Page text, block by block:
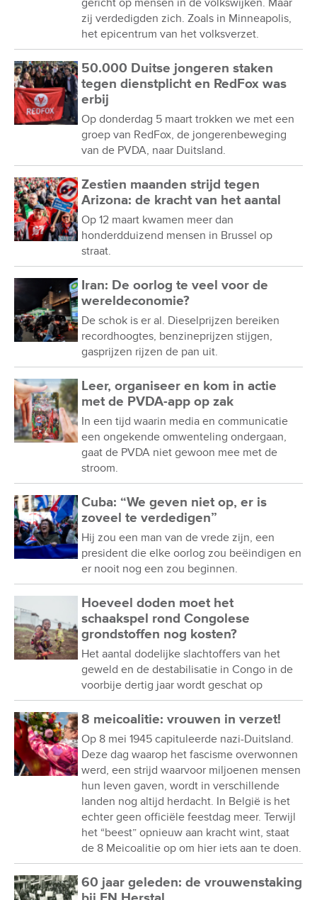
gericht op mensen in de volkswijken. Maar
zij verdedigden zich. Zoals in Minneapolis,
het epicentrum van het volksverzet.
50.000 Duitse jongeren staken
tegen dienstplicht en RedFox was
erbij
Op donderdag 5 maart trokken we met een
groep van RedFox, de jongerenbeweging
van de PVDA, naar Duitsland.
Zestien maanden strijd tegen
Arizona: de kracht van het aantal
Op 12 maart kwamen meer dan
honderdduizend mensen in Brussel op
straat.
Iran: De oorlog te veel voor de
wereldeconomie?
De schok is er al. Dieselprijzen bereiken
recordhoogtes, benzineprijzen stijgen,
gasprijzen rijzen de pan uit.
Leer, organiseer en kom in actie
met de PVDA-app op zak
In een tijd waarin media en communicatie
een ongekende omwenteling ondergaan,
gaat de PVDA niet gewoon mee met de
stroom.
Cuba: “We geven niet op, er is
zoveel te verdedigen”
Hij zou een man van de vrede zijn, een
president die elke oorlog zou beëindigen en
er nooit nog een zou beginnen.
Hoeveel doden moet het
schaakspel rond Congolese
grondstoffen nog kosten?
Het aantal dodelijke slachtoffers van het
geweld en de destabilisatie in Congo in de
voorbije dertig jaar wordt geschat op
8 meicoalitie: vrouwen in verzet!
Op 8 mei 1945 capituleerde nazi-Duitsland.
Deze dag waarop het fascisme overwonnen
werd, een strijd waarvoor miljoenen mensen
hun leven gaven, wordt in verschillende
landen nog altijd herdacht. In België is het
echter geen officiële feestdag meer. Terwijl
het “beest” opnieuw aan kracht wint, staat
de 8 Meicoalitie op om hier iets aan te doen.
60 jaar geleden: de vrouwenstaking